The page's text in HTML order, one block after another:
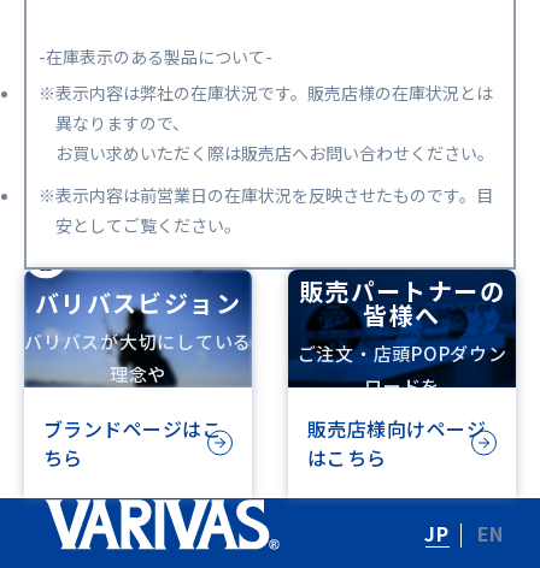
-在庫表示のある製品について-
※表示内容は弊社の在庫状況です。販売店様の在庫状況とは
異なりますので、
お買い求めいただく際は販売店へお問い合わせください。
※表示内容は前営業日の在庫状況を反映させたものです。目
安としてご覧ください。
バリバスビジョン
バリバスが大切にしている
理念や
ブランドページはこ
ちら
販売パートナーの
皆様へ
ご注文・店頭POPダウン
ロードを
行えます
販売店様向けページ
はこちら
JP EN